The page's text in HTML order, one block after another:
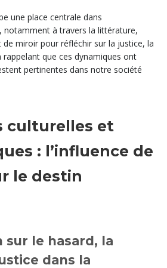
une place centrale dans
notamment à travers la littérature,
de miroir pour réfléchir sur la justice, la
que ces dynamiques ont
pertinentes dans notre société
culturelles et
: l’influence de
le destin
sur le hasard, la
dans la